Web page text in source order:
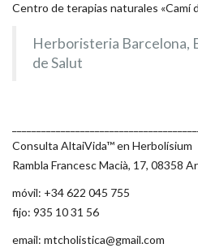
Centro de terapias naturales «Camí
Herboristeria Barcelona,
de Salut
Consulta AltaiVida™ en Herbolísium
Rambla Francesc Macià, 17, 08358
móvil: +34 622 045 755
fijo: 935 10 31 56
email: mtcholistica@gmail.com